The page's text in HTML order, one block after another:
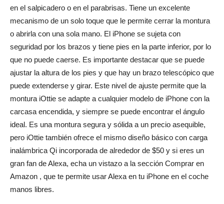
en el salpicadero o en el parabrisas. Tiene un excelente
mecanismo de un solo toque que le permite cerrar la montura
o abrirla con una sola mano. El iPhone se sujeta con
seguridad por los brazos y tiene pies en la parte inferior, por lo
que no puede caerse. Es importante destacar que se puede
ajustar la altura de los pies y que hay un brazo telescópico que
puede extenderse y girar. Este nivel de ajuste permite que la
montura iOttie se adapte a cualquier modelo de iPhone con la
carcasa encendida, y siempre se puede encontrar el ángulo
ideal. Es una montura segura y sólida a un precio asequible,
pero iOttie también ofrece el mismo diseño básico con carga
inalámbrica Qi incorporada de alrededor de $50 y si eres un
gran fan de Alexa, echa un vistazo a la sección Comprar en
Amazon , que te permite usar Alexa en tu iPhone en el coche
manos libres.